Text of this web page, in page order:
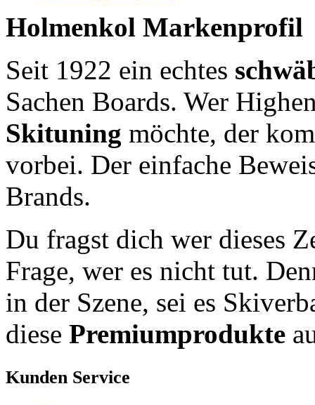
Holmenkol Markenprofil
Seit 1922 ein echtes
Sachen Boards. Wer
Skituning möchte, der
vorbei. Der einfache
Brands.
Du fragst dich wer dieses
Frage, wer es nicht tut.
in der Szene, sei es
diese Premiumprodukte
Kunden Service